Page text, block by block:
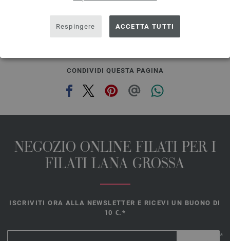
Respingere ACCETTA TUTTI
CONDIVIDI QUESTA PAGINA
NEGOZIO ONLINE FILATI PER I
FILATI LANA GROSSA
ISCRIVITI ORA ALLA NEWSLETTER E RICEVI UN BUONO DI
10 €.*
*